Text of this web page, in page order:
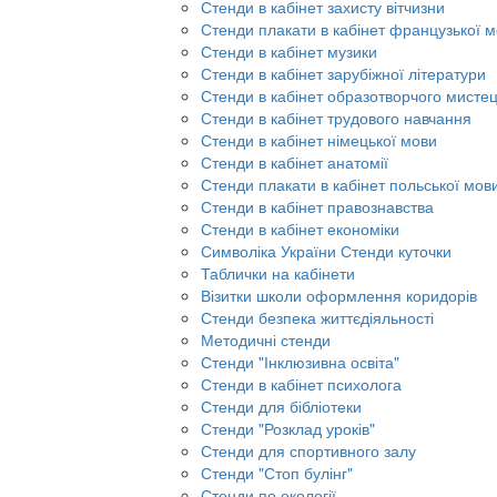
Стенди в кабінет захисту вітчизни
Стенди плакати в кабінет французької
Стенди в кабінет музики
Стенди в кабінет зарубіжної літератури
Стенди в кабінет образотворчого
Стенди в кабінет трудового навчання
Стенди в кабінет німецької мови
Стенди в кабінет анатомії
Стенди плакати в кабінет польської
Стенди в кабінет правознавства
Стенди в кабінет економіки
Символіка України Стенди куточки
Таблички на кабінети
Візитки школи оформлення коридорів
Стенди безпека життєдіяльності
Методичні стенди
Стенди "Інклюзивна освіта"
Стенди в кабінет психолога
Стенди для бібліотеки
Стенди "Розклад уроків"
Стенди для спортивного залу
Стенди "Стоп булінг"